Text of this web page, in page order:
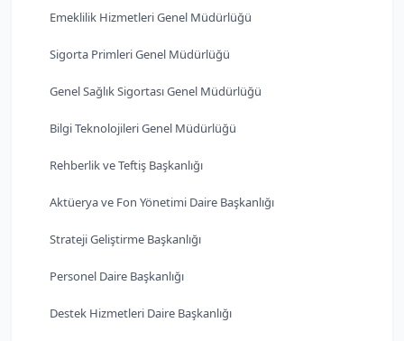
Emeklilik Hizmetleri Genel Müdürlüğü
Sigorta Primleri Genel Müdürlüğü
Genel Sağlık Sigortası Genel Müdürlüğü
Bilgi Teknolojileri Genel Müdürlüğü
Rehberlik ve Teftiş Başkanlığı
Aktüerya ve Fon Yönetimi Daire Başkanlığı
Strateji Geliştirme Başkanlığı
Personel Daire Başkanlığı
Destek Hizmetleri Daire Başkanlığı